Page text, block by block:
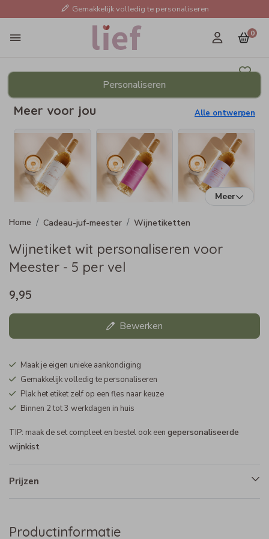
Gemakkelijk volledig te personaliseren
0
Personaliseren
Meer voor jou Alle ontwerpen
Meer
Cadeau-juf-meester Wijnetiketten
Wijnetiket wit personaliseren voor
Meester - 5 per vel
9,95
Bewerken
Maak je eigen unieke aankondiging
Gemakkelijk volledig te personaliseren
Plak het etiket zelf op een fles naar keuze
Binnen 2 tot 3 werkdagen in huis
TIP: maak de set compleet en bestel ook een gepersonaliseerde
wijnkist
Prijzen
Productinformatie